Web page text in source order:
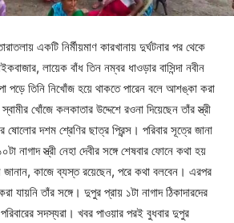
একটি নির্মীয়মাণ কারখানায় দুর্ঘটনার পর থেকে
লায়েক বাঁধ তিন নম্বর ধাওড়ার বাসিন্দা নবীন
পড়ে তিনি নিখোঁজ হয়ে থাকতে পারেন বলে আশঙ্কা করা
খোঁজে কলকাতার উদ্দেশে রওনা দিয়েছেন তাঁর স্ত্রী
ষোলোর দশম শ্রেণির ছাত্র প্রিন্স। পরিবার সূত্রে জানা
নাগাদ স্ত্রী নেহা দেবীর সঙ্গে শেষবার ফোনে কথা হয়
জানান, কাজে ব্যস্ত রয়েছেন, পরে কথা বলবেন। এরপর
তাঁর সঙ্গে। দুপুর প্রায় ১টা নাগাদ ঠিকাদারদের
সদস্যরা। খবর পাওয়ার পরই বুধবার দুপুর